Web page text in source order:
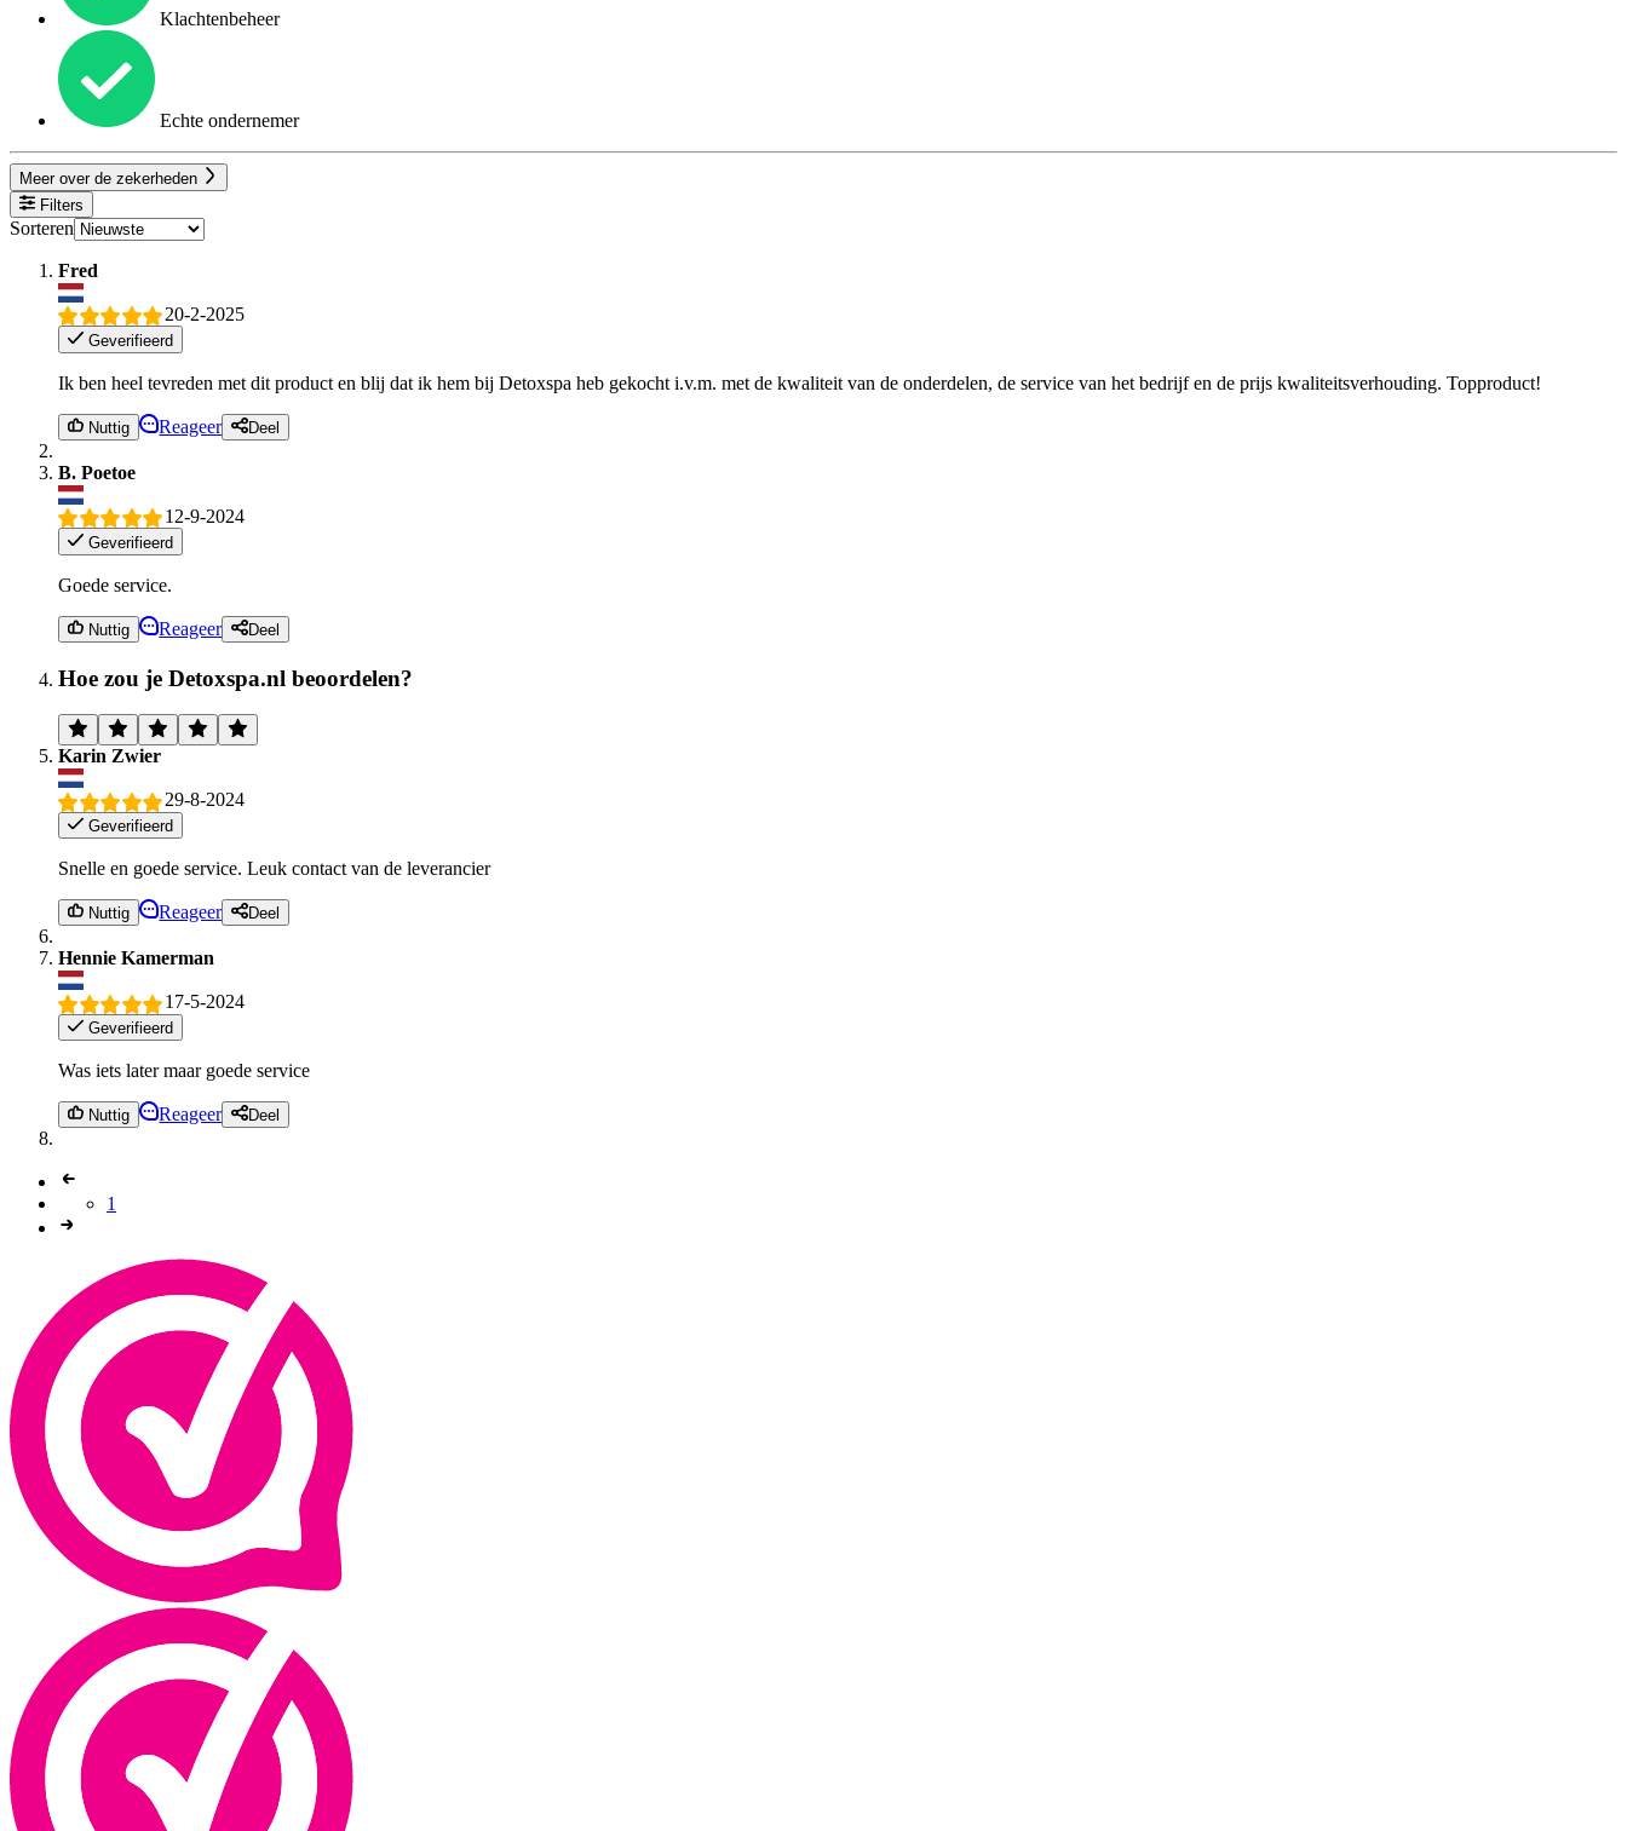
Klachtenbeheer
Echte ondernemer
Meer over de zekerheden
Filters
Sorteren
Fred
20-2-2025
Geverifieerd
Ik ben heel tevreden met dit product en blij dat ik hem bij Detoxspa heb gekocht i.v.m. met de kwaliteit van de onderdelen, de service van het bedrijf en de prijs kwaliteitsverhouding. Topproduct!
Nuttig Reageer Deel
B. Poetoe
12-9-2024
Geverifieerd
Goede service.
Nuttig Reageer Deel
Hoe zou je Detoxspa.nl beoordelen?
Karin Zwier
29-8-2024
Geverifieerd
Snelle en goede service. Leuk contact van de leverancier
Nuttig Reageer Deel
Hennie Kamerman
17-5-2024
Geverifieerd
Was iets later maar goede service
Nuttig Reageer Deel
1